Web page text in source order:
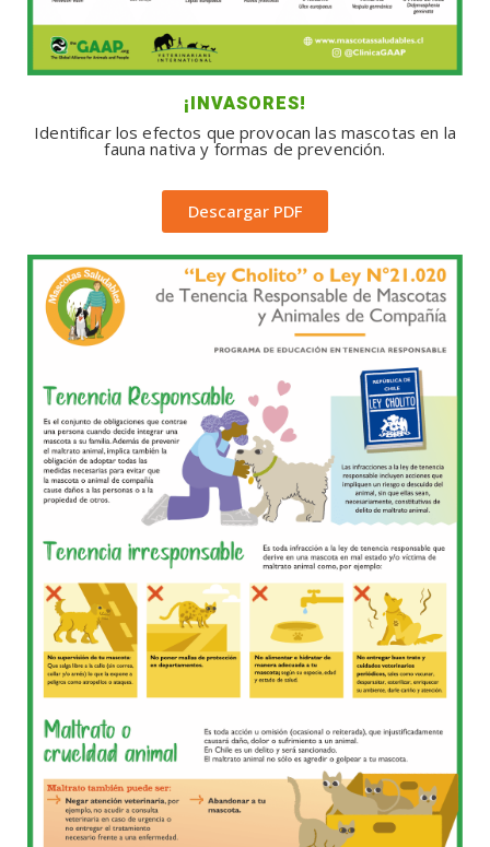
¡INVASORES!
Identificar los efectos que provocan las mascotas en la
fauna nativa y formas de prevención.
Descargar PDF